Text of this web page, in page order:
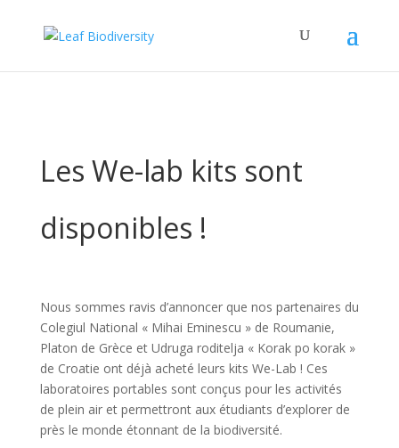
Les We-lab kits sont
disponibles !
Nous sommes ravis d’annoncer que nos partenaires du
Colegiul National « Mihai Eminescu » de Roumanie,
Platon de Grèce et Udruga roditelja « Korak po korak »
de Croatie ont déjà acheté leurs kits We-Lab ! Ces
laboratoires portables sont conçus pour les activités
de plein air et permettront aux étudiants d’explorer de
près le monde étonnant de la biodiversité.